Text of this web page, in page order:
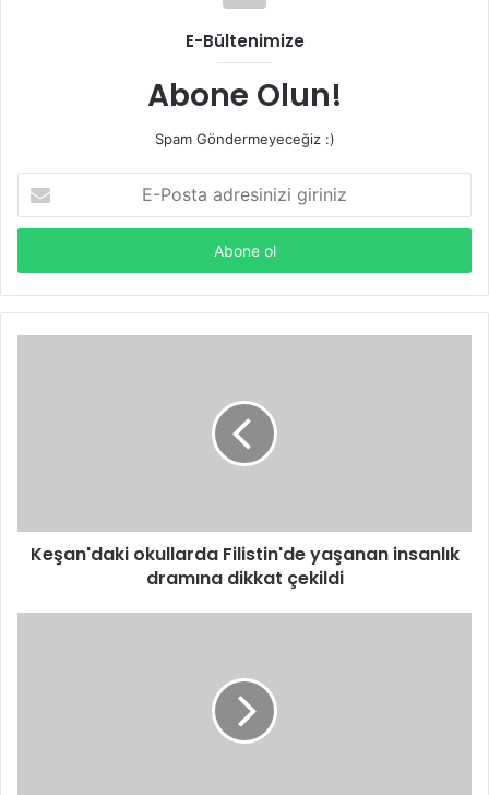
E-Bültenimize
Abone Olun!
Spam Göndermeyeceğiz :)
Posta
adresinizi
Keşan'daki okullarda Filistin'de yaşanan insanlık
dramına dikkat çekildi